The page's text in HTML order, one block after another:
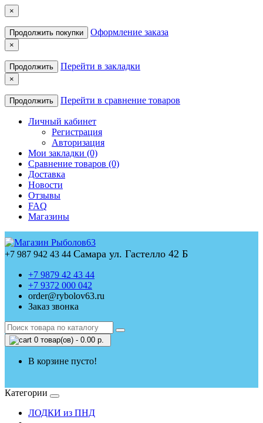
×
Продолжить покупки Оформление заказа
×
Продолжить Перейти в закладки
×
Продолжить Перейти в сравнение товаров
Личный кабинет
Регистрация
Авторизация
Мои закладки (0)
Сравнение товаров (0)
Доставка
Новости
Отзывы
FAQ
Магазины
+7 987 942 43 44 Самара ул. Гастелло 42 Б
+7 9879 42 43 44
+7 9372 000 042
order@rybolov63.ru
Заказ звонка
0 товар(ов) - 0.00 р.
В корзине пусто!
Категории
ЛОДКИ из ПНД